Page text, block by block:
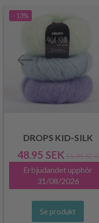
- 13%
DROPS KID-SILK
48.95 SEK 55.95 SEK
Erbjudandet upphör
31/08/2026
Se produkt